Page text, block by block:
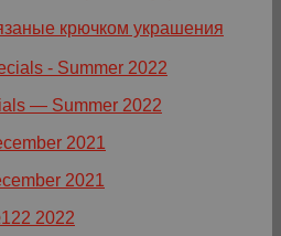
крючком украшения
— Summer 2022
2021